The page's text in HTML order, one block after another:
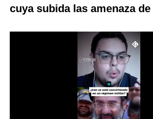
Tecnología
cuya subida las amenaza